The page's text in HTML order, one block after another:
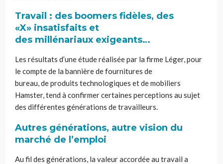
Travail : des boomers fidèles, des
«X» insatisfaits et
des millénariaux exigeants…
Les résultats d’une étude réalisée par la firme Léger,pour
le compte de la bannièrede fournitures de
bureau,deproduits technologiques etdemobiliers
Hamster, tend à confirmer certaines perceptions au sujet
des différentes générations de travailleurs.
Autres générations, autre vision du
marché de l’emploi
Au fil des générations, la valeur accordée au travail a